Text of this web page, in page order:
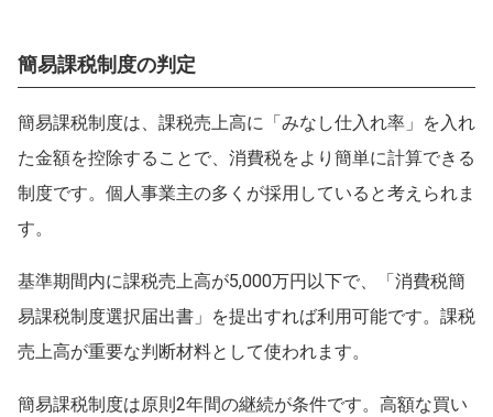
簡易課税制度の判定
簡易課税制度は、課税売上高に「みなし仕入れ率」を入れ
た金額を控除することで、消費税をより簡単に計算できる
制度です。個人事業主の多くが採用していると考えられま
す。
基準期間内に課税売上高が5,000万円以下で、「消費税簡
易課税制度選択届出書」を提出すれば利用可能です。課税
売上高が重要な判断材料として使われます。
簡易課税制度は原則2年間の継続が条件です。高額な買い